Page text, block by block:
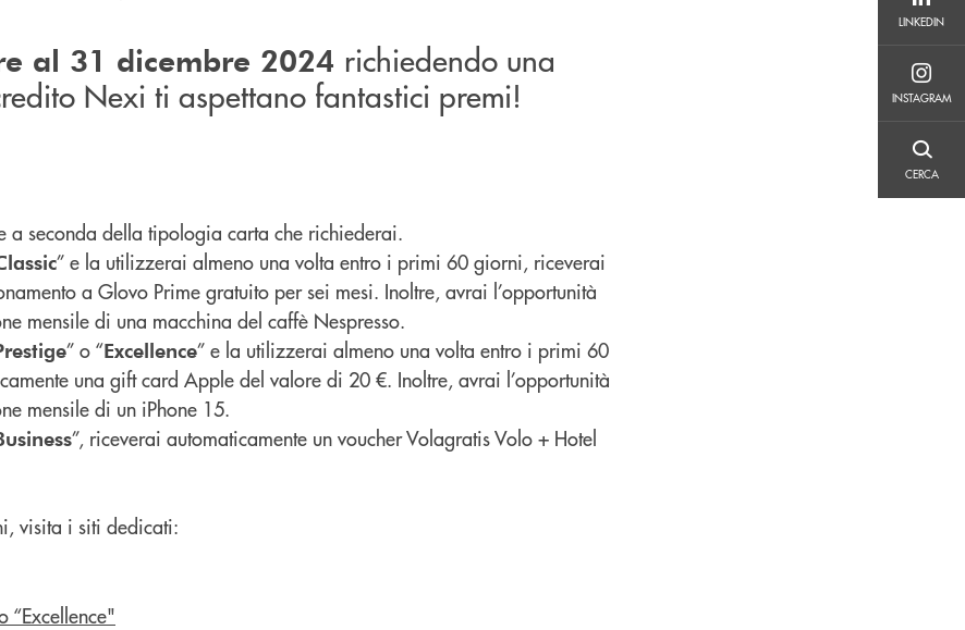
LINKEDIN
INSTAGRAM
CERCA
al 31 dicembre 2024 richiedendo una
Nexi ti aspettano fantastici premi!
a seconda della tipologia carta che richiederai.
” e la utilizzerai almeno una volta entro i primi 60 giorni, riceverai
a Glovo Prime gratuito per sei mesi. Inoltre, avrai l’opportunità
mensile di una macchina del caffè Nespresso.
” o “Excellence” e la utilizzerai almeno una volta entro i primi 60
una gift card Apple del valore di 20 €. Inoltre, avrai l’opportunità
mensile di un iPhone 15.
”, riceverai automaticamente un voucher Volagratis Volo + Hotel
visita i siti dedicati:
“Excellence"